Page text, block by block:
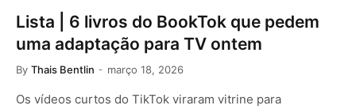
Lista | 6 livros do BookTok que pedem
uma adaptação para TV ontem
By Thais Bentlin março 18, 2026
Os vídeos curtos do TikTok viraram vitrine para